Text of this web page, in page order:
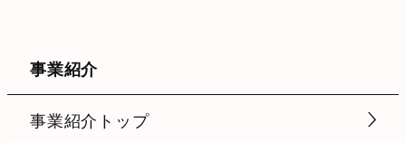
事業紹介
事業紹介トップ